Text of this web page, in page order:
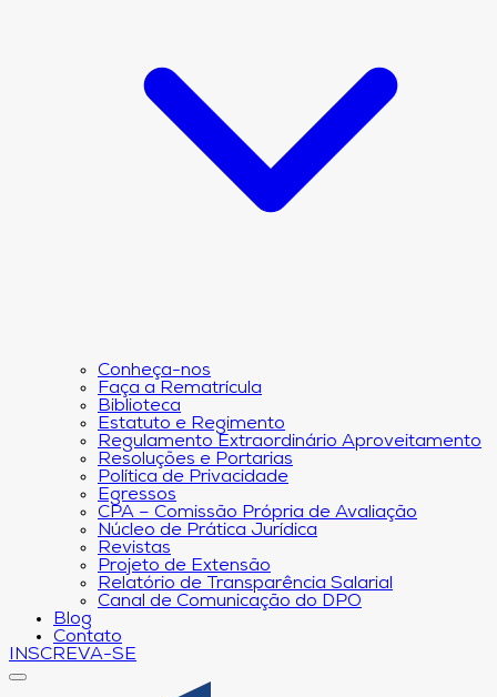
Conheça-nos
Faça a Rematrícula
Biblioteca
Estatuto e Regimento
Regulamento Extraordinário Aproveitamento
Resoluções e Portarias
Política de Privacidade
Egressos
CPA – Comissão Própria de Avaliação
Núcleo de Prática Jurídica
Revistas
Projeto de Extensão
Relatório de Transparência Salarial
Canal de Comunicação do DPO
Blog
Contato
INSCREVA-SE